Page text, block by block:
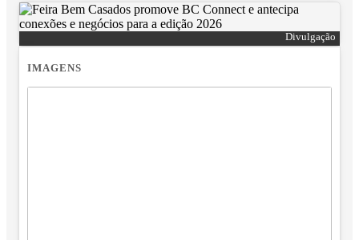
Divulgação
IMAGENS